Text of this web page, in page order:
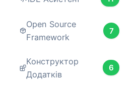
Open Source
Framework
7
Конструктор
Додатків
6